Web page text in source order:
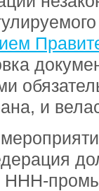
и
ННН-